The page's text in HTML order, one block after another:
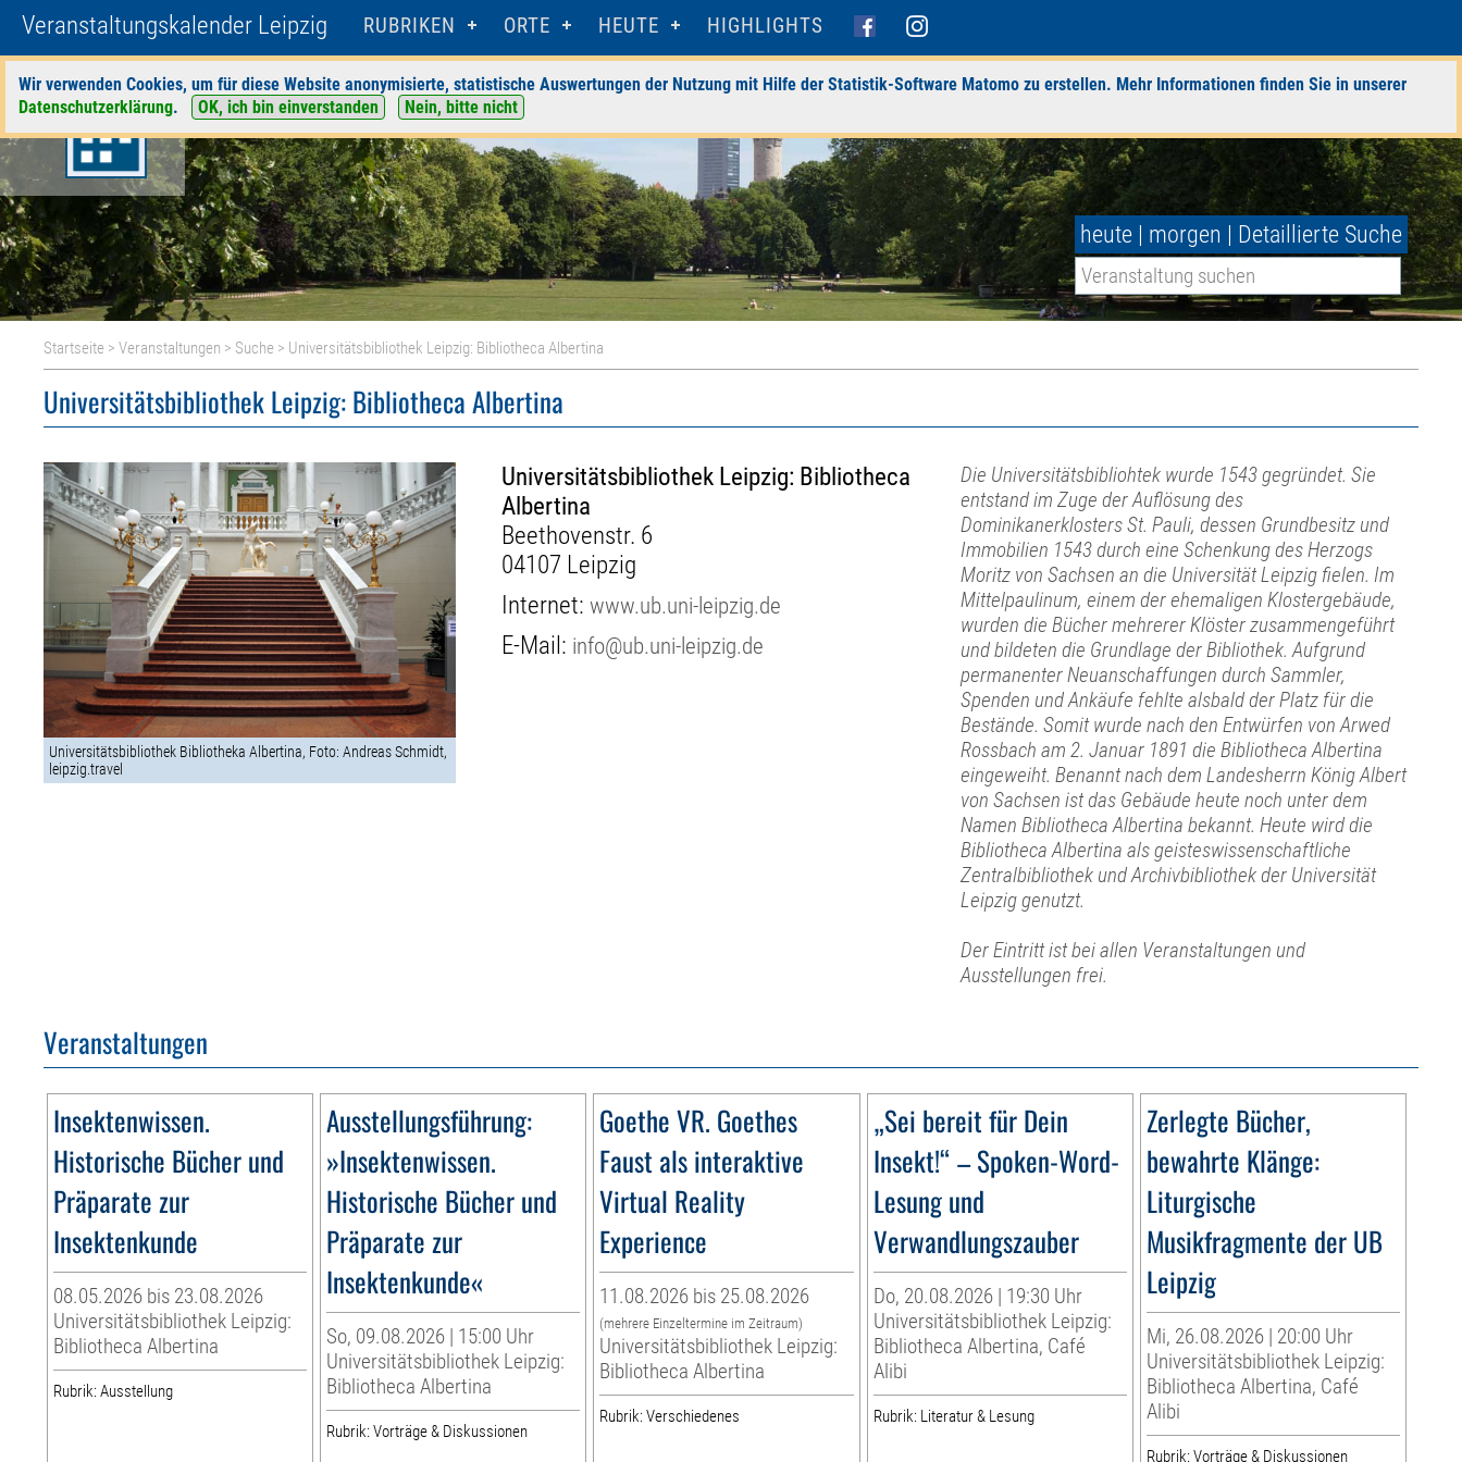
Veranstaltungskalender Leipzig RUBRIKEN ORTE HEUTE HIGHLIGHTS
Wir verwenden Cookies, um für diese Website anonymisierte, statistische Auswertungen der Nutzung mit Hilfe der Statistik-Software Matomo zu erstellen. Mehr Informationen finden Sie in unserer
Datenschutzerklärung. OK, ich bin einverstanden Nein, bitte nicht
heute | morgen | Detaillierte Suche
Startseite >Veranstaltungen > Suche > Universitätsbibliothek Leipzig: Bibliotheca Albertina
Universitätsbibliothek Leipzig: Bibliotheca Albertina
Universitätsbibliothek Bibliotheka Albertina, Foto: Andreas Schmidt,
leipzig.travel
Universitätsbibliothek Leipzig: Bibliotheca
Albertina
Beethovenstr. 6
04107 Leipzig
Internet:www.ub.uni-leipzig.de
E-Mail: info@ub.uni-leipzig.de
Die Universitätsbibliohtek wurde 1543 gegründet. Sie
entstand im Zuge der Auflösung des
Dominikanerklosters St. Pauli, dessen Grundbesitz und
Immobilien 1543 durch eine Schenkung des Herzogs
Moritz von Sachsen an die Universität Leipzig fielen. Im
Mittelpaulinum, einem der ehemaligen Klostergebäude,
wurden die Bücher mehrerer Klöster zusammengeführt
und bildeten die Grundlage der Bibliothek. Aufgrund
permanenter Neuanschaffungen durch Sammler,
Spenden und Ankäufe fehlte alsbald der Platz für die
Bestände. Somit wurde nach den Entwürfen von Arwed
Rossbach am 2. Januar 1891 die Bibliotheca Albertina
eingeweiht. Benannt nach dem Landesherrn König Albert
von Sachsen ist das Gebäude heute noch unter dem
Namen Bibliotheca Albertina bekannt. Heute wird die
Bibliotheca Albertina als geisteswissenschaftliche
Zentralbibliothek und Archivbibliothek der Universität
Leipzig genutzt.
Der Eintritt ist bei allen Veranstaltungen und
Ausstellungen frei.
Veranstaltungen
Insektenwissen.
Historische Bücher und
Präparate zur
Insektenkunde
08.05.2026 bis 23.08.2026
Universitätsbibliothek Leipzig:
Bibliotheca Albertina
Rubrik: Ausstellung
Ausstellungsführung:
»Insektenwissen.
Historische Bücher und
Präparate zur
Insektenkunde«
So, 09.08.2026 | 15:00 Uhr
Universitätsbibliothek Leipzig:
Bibliotheca Albertina
Rubrik: Vorträge & Diskussionen
Goethe VR. Goethes
Faust als interaktive
Virtual Reality
Experience
11.08.2026 bis 25.08.2026
(mehrere Einzeltermine im Zeitraum)
Universitätsbibliothek Leipzig:
Bibliotheca Albertina
Rubrik: Verschiedenes
„Sei bereit für Dein
Insekt!“ – Spoken-Word-
Lesung und
Verwandlungszauber
Do, 20.08.2026 | 19:30 Uhr
Universitätsbibliothek Leipzig:
Bibliotheca Albertina, Café
Alibi
Rubrik: Literatur & Lesung
Zerlegte Bücher,
bewahrte Klänge:
Liturgische
Musikfragmente der UB
Leipzig
Mi, 26.08.2026 | 20:00 Uhr
Universitätsbibliothek Leipzig:
Bibliotheca Albertina, Café
Alibi
Rubrik: Vorträge & Diskussionen